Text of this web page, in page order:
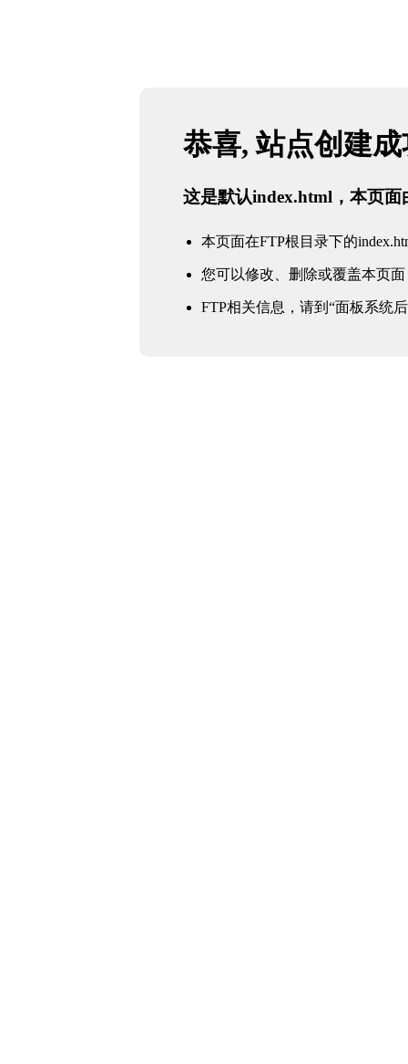
恭喜, 站点创建
这是默认index.html，本页面
本页面在FTP根目录下的
您可以修改、删除或覆盖本页面
FTP相关信息，请到“面板系统